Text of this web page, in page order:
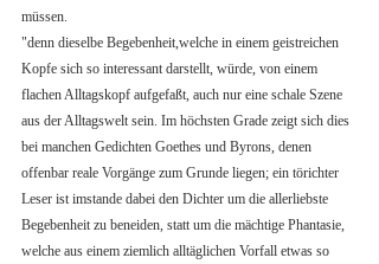
müssen.
"denn dieselbe Begebenheit,welche in einem geistreichen
Kopfe sich so interessant darstellt, würde, von einem
flachen Alltagskopf aufgefaßt, auch nur eine schale Szene
aus der Alltagswelt sein. Im höchsten Grade zeigt sich dies
bei manchen Gedichten Goethes und Byrons, denen
offenbar reale Vorgänge zum Grunde liegen; ein törichter
Leser ist imstande dabei den Dichter um die allerliebste
Begebenheit zu beneiden, statt um die mächtige Phantasie,
welche aus einem ziemlich alltäglichen Vorfall etwas so